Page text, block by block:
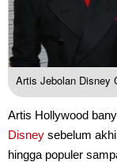
Artis Jebolan Disney
Artis Hollywood
Disney sebelum
hingga populer